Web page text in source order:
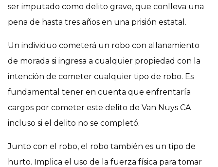
ser imputado como delito grave, que conlleva una
pena de hasta tres años en una prisión estatal.
Un individuo cometerá un robo con allanamiento
de morada si ingresa a cualquier propiedad con la
intención de cometer cualquier tipo de robo. Es
fundamental tener en cuenta que enfrentaría
cargos por cometer este delito de Van Nuys CA
incluso si el delito no se completó.
Junto con el robo, el robo también es un tipo de
hurto. Implica el uso de la fuerza física para tomar